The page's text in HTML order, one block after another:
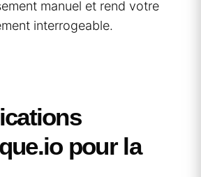
manuel et rend votre
interrogeable.
pour la